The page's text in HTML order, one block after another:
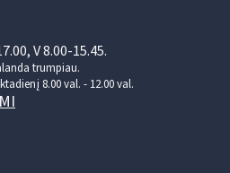
V 8.00-15.45.
trumpiau.
8.00 val. - 12.00 val.